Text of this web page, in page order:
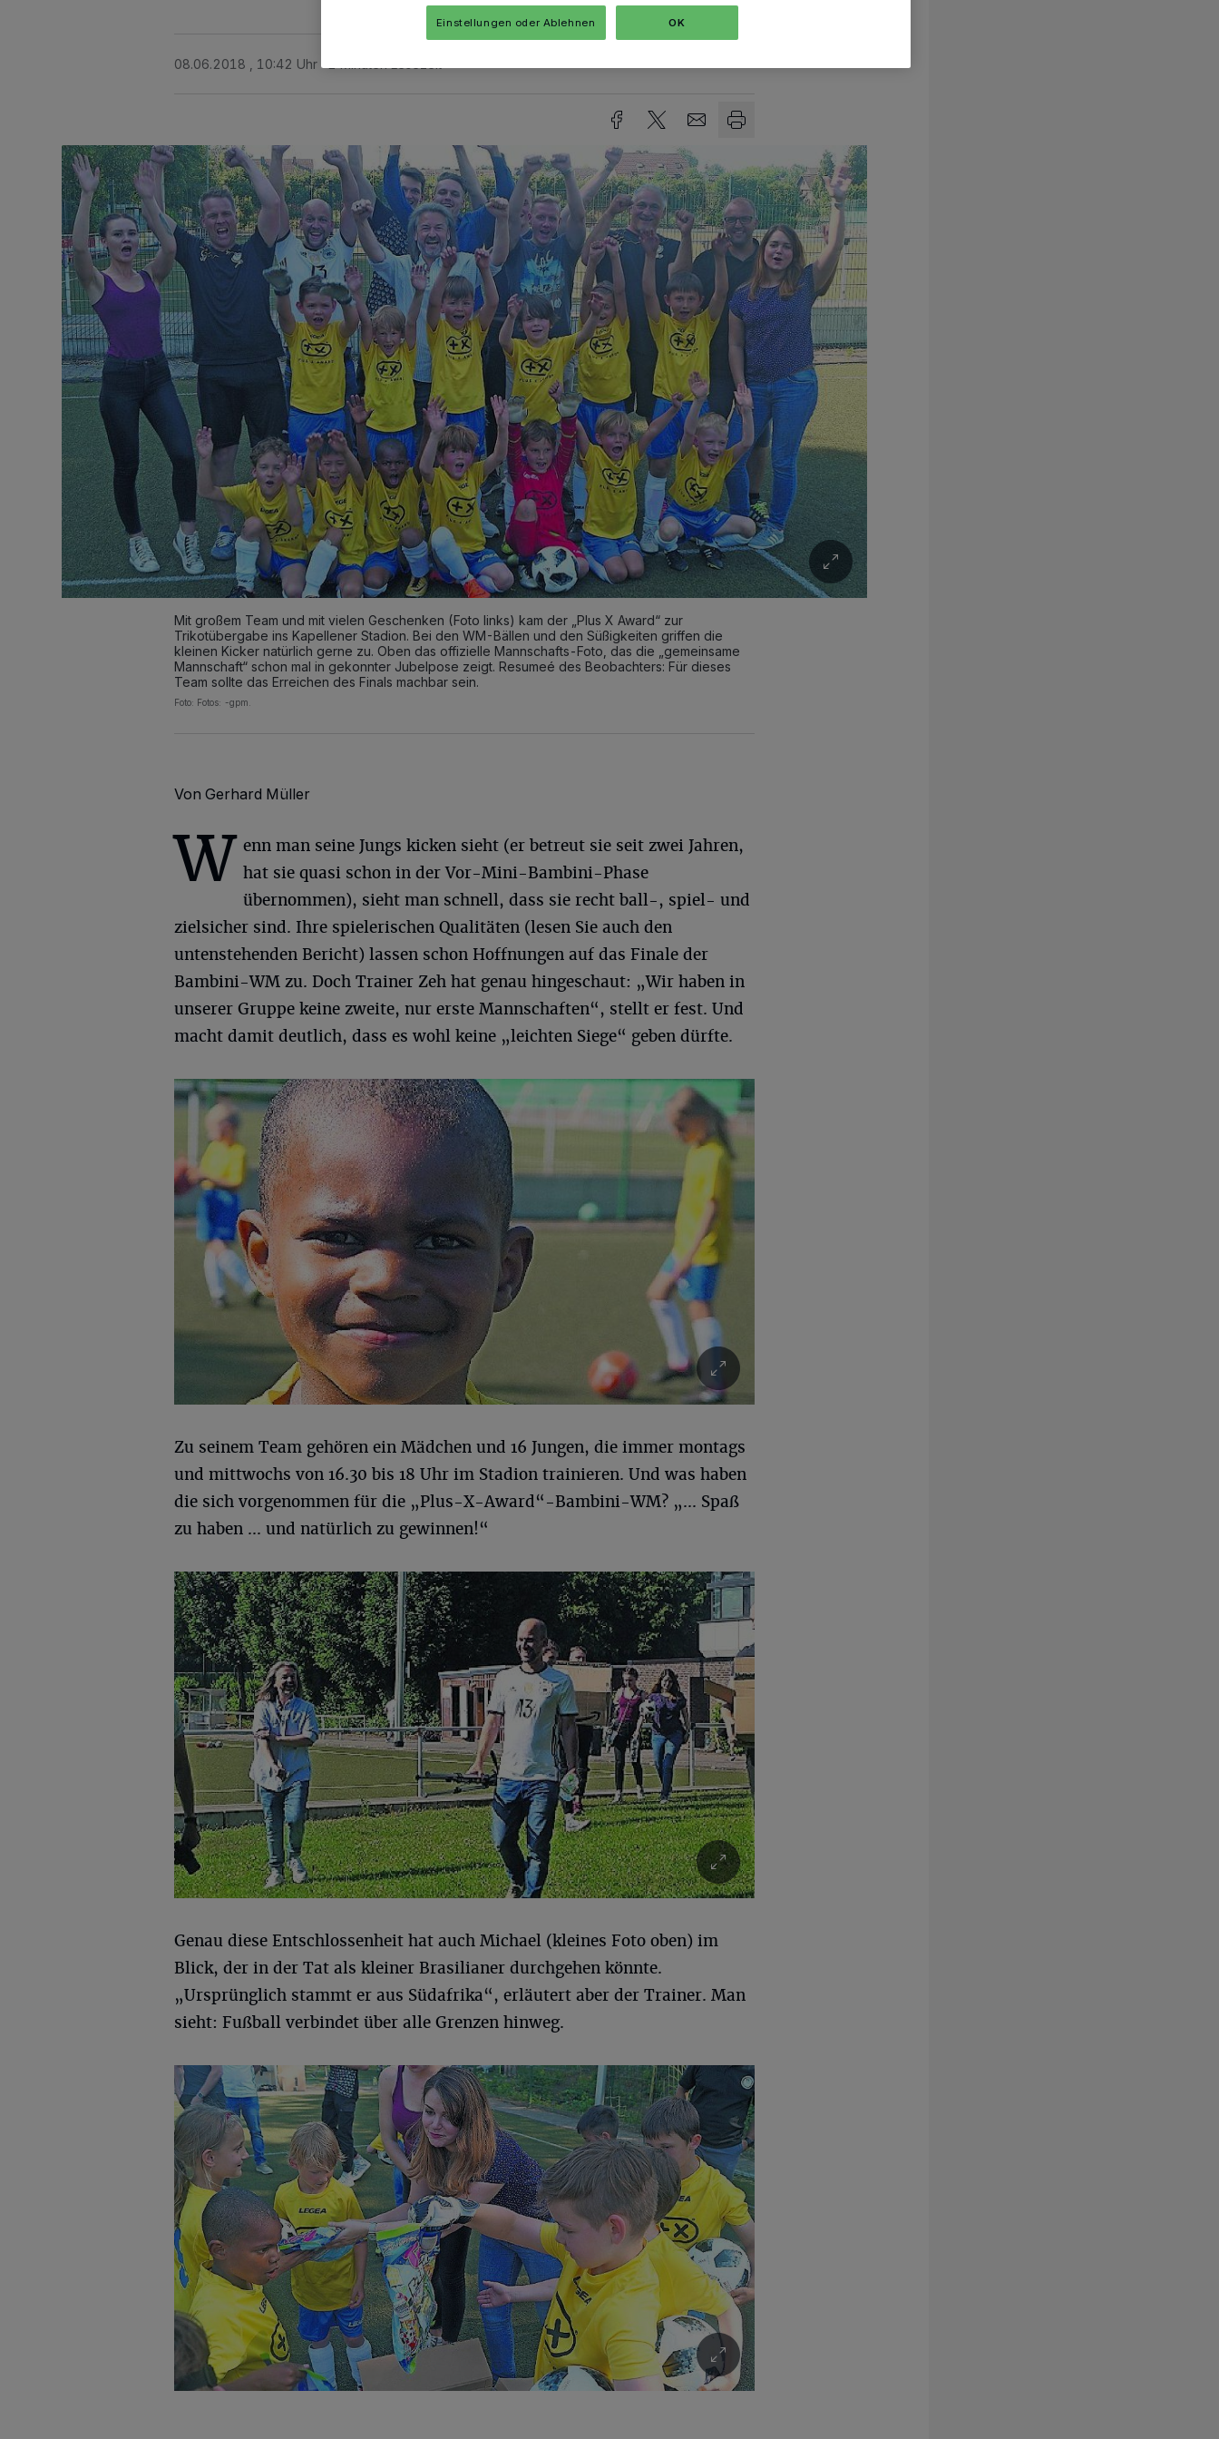
08.06.2018 , 10:42 Uhr
Mit großem Team und mit vielen Geschenken (Foto links) kam der „Plus X Award“ zur
Trikotübergabe ins Kapellener Stadion. Bei den WM-Bällen und den Süßigkeiten griffen die
kleinen Kicker natürlich gerne zu. Oben das offizielle Mannschafts-Foto, das die „gemeinsame
Mannschaft“ schon mal in gekonnter Jubelpose zeigt. Resumeé des Beobachters: Für dieses
Team sollte das Erreichen des Finals machbar sein.
Foto: Fotos: -gpm.
Von Gerhard Müller
W enn man seine Jungs kicken sieht (er betreut sie seit zwei Jahren,
hat sie quasi schon in der Vor-Mini-Bambini-Phase
übernommen), sieht man schnell, dass sie recht ball-, spiel- und
zielsicher sind. Ihre spielerischen Qualitäten (lesen Sie auch den
untenstehenden Bericht) lassen schon Hoffnungen auf das Finale der
Bambini-WM zu. Doch Trainer Zeh hat genau hingeschaut: „Wir haben in
unserer Gruppe keine zweite, nur erste Mannschaften“, stellt er fest. Und
macht damit deutlich, dass es wohl keine „leichten Siege“ geben dürfte.
Zu seinem Team gehören ein Mädchen und 16 Jungen, die immer montags
und mittwochs von 16.30 bis 18 Uhr im Stadion trainieren. Und was haben
die sich vorgenommen für die „Plus-X-Award“-Bambini-WM? „... Spaß
zu haben ... und natürlich zu gewinnen!“
Genau diese Entschlossenheit hat auch Michael (kleines Foto oben) im
Blick, der in der Tat als kleiner Brasilianer durchgehen könnte.
„Ursprünglich stammt er aus Südafrika“, erläutert aber der Trainer. Man
sieht: Fußball verbindet über alle Grenzen hinweg.
Einstellungen oder Ablehnen OK